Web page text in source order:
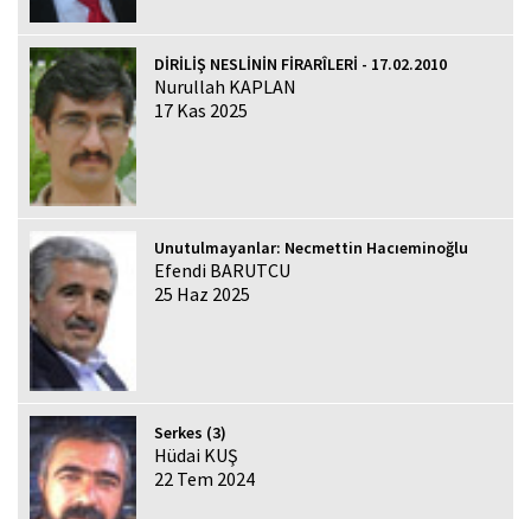
DİRİLİŞ NESLİNİN FİRARÎLERİ - 17.02.2010
Nurullah KAPLAN
17 Kas 2025
Unutulmayanlar: Necmettin Hacıeminoğlu
Efendi BARUTCU
25 Haz 2025
Serkes (3)
Hüdai KUŞ
22 Tem 2024